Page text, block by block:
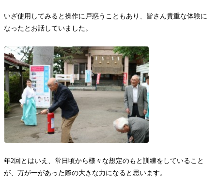
いざ使用してみると操作に戸惑うこともあり、皆さん貴重な体験に
なったとお話していました。
年2回とはいえ、常日頃から様々な想定のもと訓練をしていること
が、万が一があった際の大きな力になると思います。